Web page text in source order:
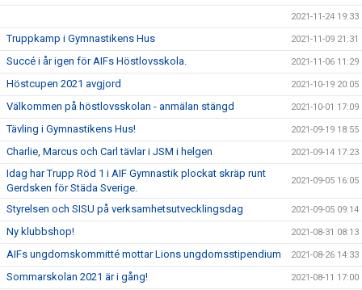
2021-11-24 19:33
Truppkamp i Gymnastikens Hus 2021-11-09 21:31
Succé i år igen för AIFs Höstlovsskola. 2021-11-06 11:29
Höstcupen 2021 avgjord 2021-10-19 20:05
Välkommen på höstlovsskolan - anmälan stängd 2021-10-01 17:09
Tävling i Gymnastikens Hus! 2021-09-19 18:55
Charlie, Marcus och Carl tävlar i JSM i helgen 2021-09-14 17:23
Idag har Trupp Röd 1 i AIF Gymnastik plockat skräp runt
Gerdsken för Städa Sverige.
2021-09-05 16:05
Styrelsen och SISU på verksamhetsutvecklingsdag 2021-09-05 09:14
Ny klubbshop! 2021-08-31 08:13
AIFs ungdomskommitté mottar Lions ungdomsstipendium 2021-08-26 14:33
Sommarskolan 2021 är i gång! 2021-08-11 17:00